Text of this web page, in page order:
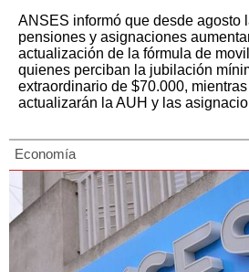
ANSES informó que desde agosto
pensiones y asignaciones
actualización de la fórmula de
quienes perciban la jubilación
extraordinario de $70.000,
actualizarán la AUH y las
Economía